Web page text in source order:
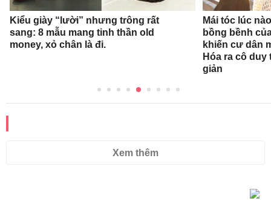
Kiểu giày “lười” nhưng trông rất
sang: 8 mẫu mang tinh thần old
money, xỏ chân là đi.
Mái tóc lúc
bồng bềnh
khiến cư dân
Hóa ra cô
giản